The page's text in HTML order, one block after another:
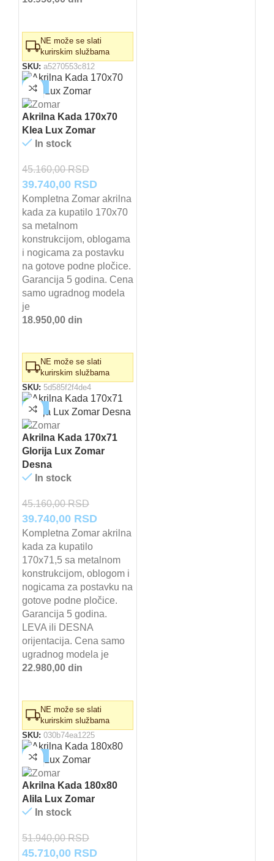
NE može se slati
kurirskim službama
SKU: a5270553c812
-12%
Akrilna Kada 170x70
Klea Lux Zomar
In stock
45.160,00RSD
Originalna
cena
je
bila:
45.160,00 RSD.
39.740,00 RSDTrenutna
cena
je:
Kompletna Zomar akrilna
kada za kupatilo 170x70
sa metalnom
konstrukcijom, oblogama
i nogicama za postavku
na gotove podne pločice.
Garancija 5 godina. Cena
samo ugradnog modela
je
18.950,00 din
NE može se slati
kurirskim službama
SKU: 5d585f2f4de4
-12%
Akrilna Kada 170x71
Glorija Lux Zomar
Desna
In stock
45.160,00RSD
Originalna
cena
je
bila:
45.160,00 RSD.
39.740,00 RSDTrenutna
cena
39.740,00 RSD.
Kompletna Zomar akrilna
kada za kupatilo
170x71,5 sa metalnom
konstrukcijom, oblogom i
nogicama za postavku na
gotove podne pločice.
Garancija 5 godina.
LEVA ili DESNA
orijentacija. Cena samo
ugradnog modela je
22.980,00 din
NE može se slati
kurirskim službama
SKU: 030b74ea1225
-12%
Akrilna Kada 180x80
Alila Lux Zomar
In stock
51.940,00RSD
Originalna
45.710,00 RSDTrenutna